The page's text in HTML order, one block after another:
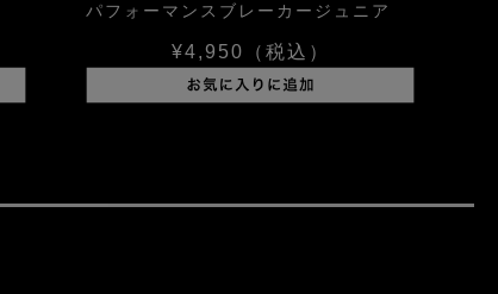
パフォーマンスブレーカージュニア
¥4,950 （税込）